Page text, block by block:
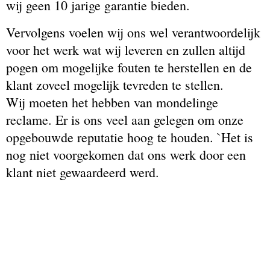
wij geen 10 jarige garantie bieden.
Vervolgens voelen wij ons wel verantwoordelijk
voor het werk wat wij leveren en zullen altijd
pogen om mogelijke fouten te herstellen en de
klant zoveel mogelijk tevreden te stellen.
Wij moeten het hebben van mondelinge
reclame. Er is ons veel aan gelegen om onze
opgebouwde reputatie hoog te houden. `Het is
nog niet voorgekomen dat ons werk door een
klant niet gewaardeerd werd.